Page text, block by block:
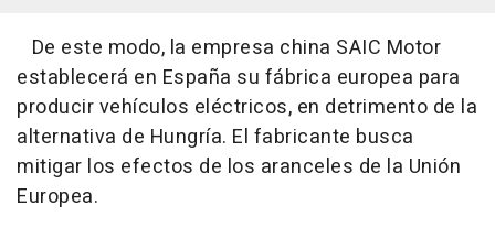
De este modo, la empresa china SAIC Motor
establecerá en España su fábrica europea para
producir vehículos eléctricos, en detrimento de la
alternativa de Hungría. El fabricante busca
mitigar los efectos de los aranceles de la Unión
Europea.